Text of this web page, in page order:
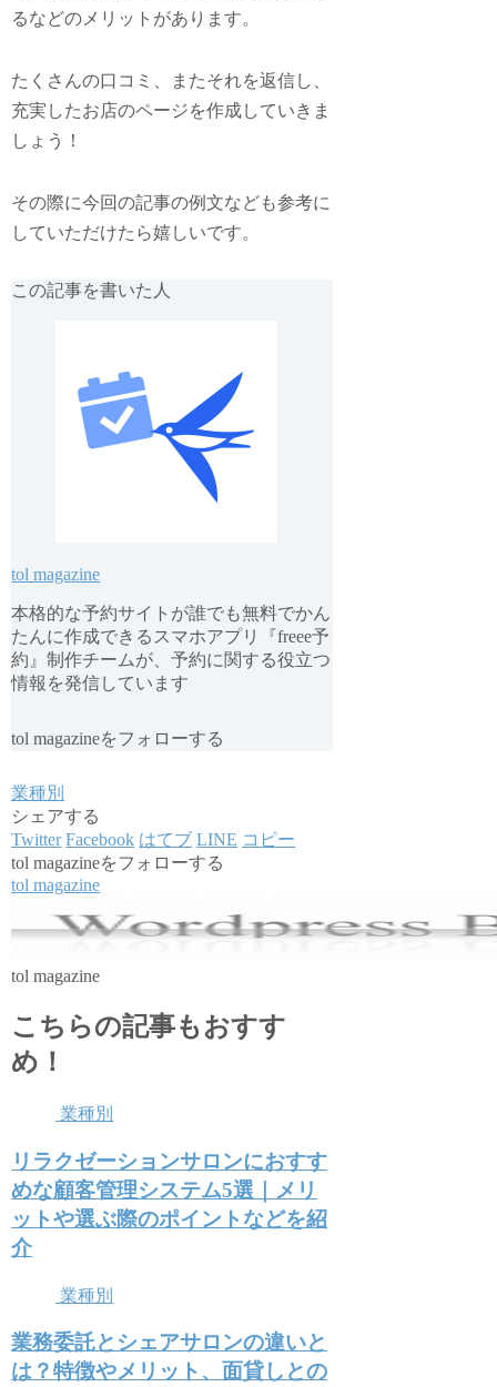
るなどのメリットがあります。
たくさんの口コミ、またそれを返信し、
充実したお店のページを作成していきま
しょう！
その際に今回の記事の例文なども参考に
していただけたら嬉しいです。
この記事を書いた人
tol magazine
本格的な予約サイトが誰でも無料でかん
たんに作成できるスマホアプリ『freee予
約』制作チームが、予約に関する役立つ
情報を発信しています
tol magazineをフォローする
業種別
シェアする
Twitter Facebook はてブ LINE コピー
tol magazineをフォローする
tol magazine
tol magazine
こちらの記事もおすす
め！
業種別
リラクゼーションサロンにおすす
めな顧客管理システム5選｜メリ
ットや選ぶ際のポイントなどを紹
介
業種別
業務委託とシェアサロンの違いと
は？特徴やメリット、面貸しとの